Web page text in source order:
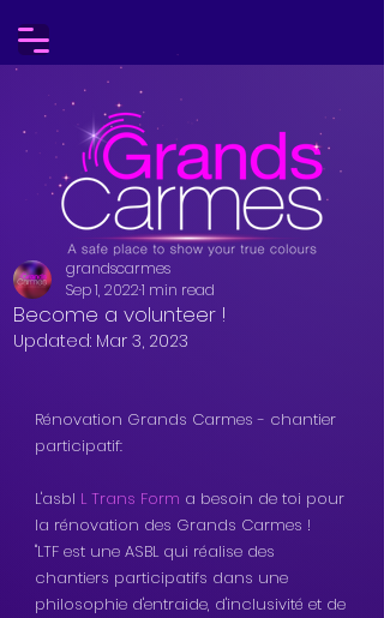
Become a volunteer !
grandscarmes
Sep 1, 20221 min read
Updated: Mar 3, 2023
Rénovation Grands Carmes - chantier
participatif:
L'asbl L Trans Form a besoin de toi pour
la rénovation des Grands Carmes !
"LTF est une ASBL qui réalise des
chantiers participatifs dans une
philosophie d'entraide, d'inclusivité et de